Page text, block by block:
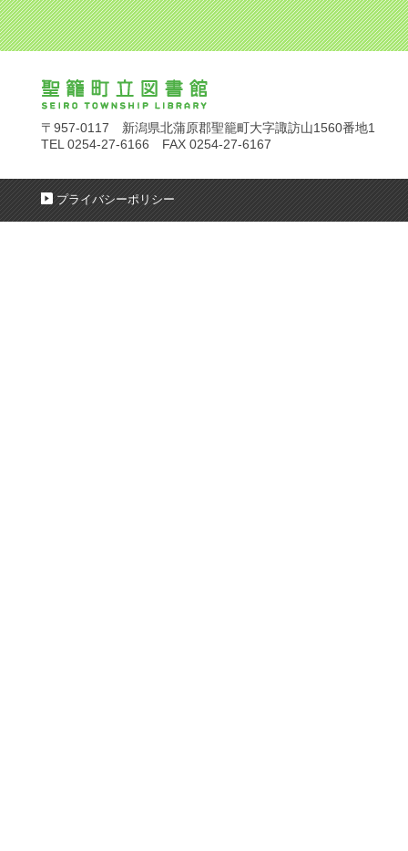
〒957-0117 新潟県北蒲原郡聖籠町大字諏訪山1560番地1
TEL 0254-27-6166 FAX 0254-27-6167
プライバシーポリシー